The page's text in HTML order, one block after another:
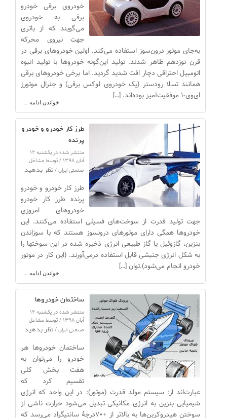
خودروی برقی خودرو
برقی به خودروی
می‌گویند که از باتری
جهت نیروی محرکه
به‌جای موتور درون‌سوز استفاده می‌کند. اولین خودروهای برقی در
قرن نوزدهم ظاهر شدند. تولید این‌گونه خودروها با تولید انبوه
اتومبیل احتراقی دچار افت شدید گردید. اما برخی خودروهای برقی
همانند تسلا رودستر (یک خودروی لوکس برقی) و جنرال موتورز
ای‌وی-۱ موفقیت‌آمیز بوده‌اند. […]
خواندن ادامه ...
طرز کار خودرو و خودرو
پرنده
منتشر شده در یکشنبه ۱۲
آبان ۱۳۹۸ / توسط مشاغل
صنعتی ایران /نظر بدهید
طرز کار خودرو و خودرو
پرنده طرز کار خودرو
خودروهای امروزی
جهت تولید قدرت از سوخت‌های فسیلی استفاده می‌کنند. این
خودروها همگی دارای موتورهای درونسوز هستند که با سوزاندن
بنزین، گازوئیل یا گاز طبیعی انرژی ذخیره شده در این سوختها را
به شکل انرژی جنبشی قابل استفاده درمی‌آورند. (این کار در موتور
خودرو انجام می‌شود).توان […]
خواندن ادامه ...
ساختمان خودروها
منتشر شده در یکشنبه ۱۲
آبان ۱۳۹۸ / توسط مشاغل
صنعتی ایران /نظر بدهید
ساختمان خودروها هر
خودرو را می‌توان به
هفت بخش کلی
تقسیم کرد که
عبارت‌اند از: سیستم مولد قدرت (موتور): در این واحد که انرژی
شیمیایی بنزین به انرژی مکانیکی تبدیل می‌شود حرارت ناشی از
سوختن هیدروکربن‌ها به بالاتر از ۷۰۰درجهٔ سانتیگراد می‌رسد که